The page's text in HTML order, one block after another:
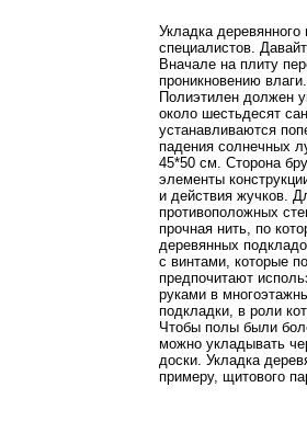
Укладка
специалистов.
Вначале на плиту
проникновению
Полиэтилен должен
около шестьдесят
устанавливаются
падения солнечных
45*50 см. Сторона
элементы
и действия жучков.
противоположных
прочная нить, по
деревянных
с винтами, которые
предпочитают
руками в
подкладки, в роли
Чтобы полы были
можно укладывать
доски. Укладка
примеру, щитового